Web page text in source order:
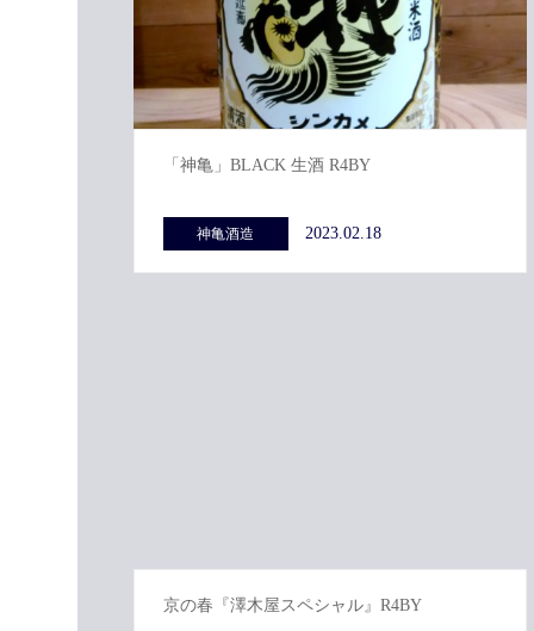
「神亀」BLACK 生酒 R4BY
神亀酒造 2023.02.18
京の春『澤木屋スペシャル』R4BY